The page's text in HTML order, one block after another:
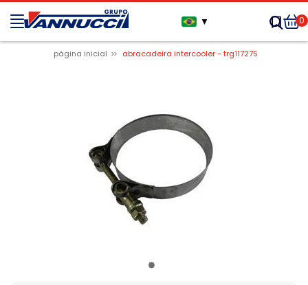
▼ 0
página inicial abracadeira intercooler - trg117275